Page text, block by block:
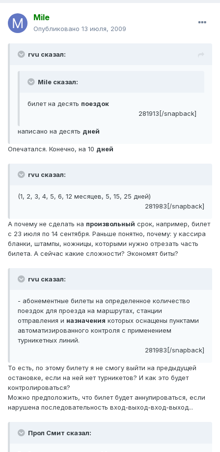
Mile
Опубликовано 13 июля, 2009
rvu сказал:
Mile сказал:
билет на десять поездок
281913[/snapback]
написано на десять дней
Опечатался. Конечно, на 10 дней
rvu сказал:
(1, 2, 3, 4, 5, 6, 12 месяцев, 5, 15, 25 дней)
281983[/snapback]
А почему не сделать на произвольный срок, например, билет
с 23 июля по 14 сентября. Раньше понятно, почему: у кассира
бланки, штампы, ножницы, которыми нужно отрезать часть
билета. А сейчас какие сложности? Экономят биты?
rvu сказал:
- абонементные билеты на определенное количество
поездок для проезда на маршрутах, станции
отправления и назначения которых оснащены пунктами
автоматизированного контроля с применением
турникетных линий.
281983[/snapback]
То есть, по этому билету я не смогу выйти на предыдущей
остановке, если на ней нет турникетов? И как это будет
контролироваться?
Можно предположить, что билет будет аннулироваться, если
нарушена последовательность вход-выход-вход-выход...
Прол Смит сказал: